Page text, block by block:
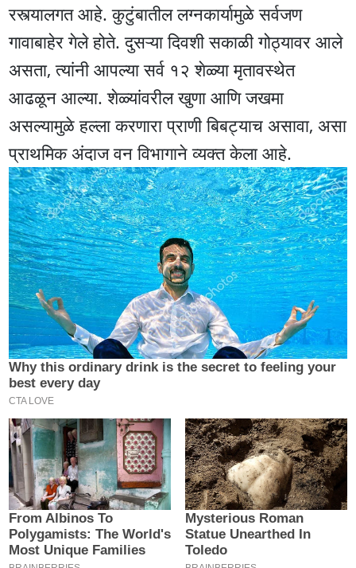
रस्त्यालगत आहे. कुटुंबातील लग्नकार्यामुळे सर्वजण
गावाबाहेर गेले होते. दुसऱ्या दिवशी सकाळी गोठ्यावर आले
असता, त्यांनी आपल्या सर्व १२ शेळ्या मृतावस्थेत
आढळून आल्या. शेळ्यांवरील खुणा आणि जखमा
असल्यामुळे हल्ला करणारा प्राणी बिबट्याच असावा, असा
प्राथमिक अंदाज वन विभागाने व्यक्त केला आहे.